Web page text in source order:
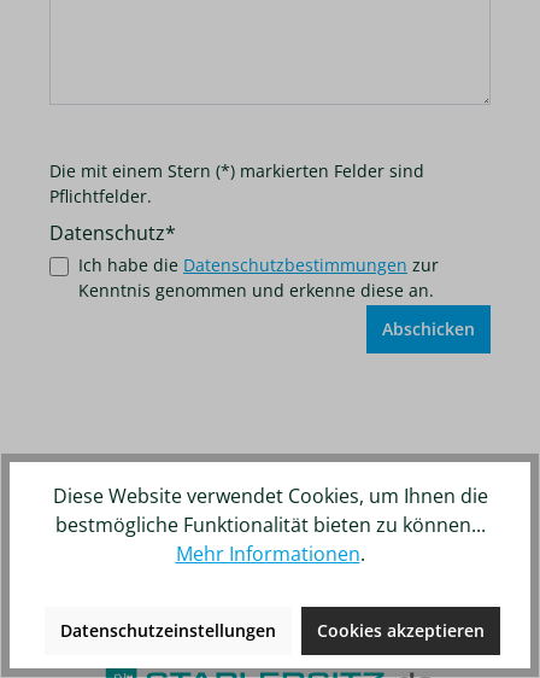
Die mit einem Stern (*) markierten Felder sind
Pflichtfelder.
Datenschutz*
Ich habe die Datenschutzbestimmungen zur
Kenntnis genommen und erkenne diese an.
Abschicken
Unsere weiteren Online-Shops
Diese Website verwendet Cookies, um Ihnen die
bestmögliche Funktionalität bieten zu können...
Mehr Informationen.
Datenschutzeinstellungen Cookies akzeptieren